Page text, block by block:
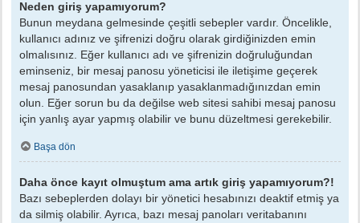
Neden giriş yapamıyorum?
Bunun meydana gelmesinde çeşitli sebepler vardır. Öncelikle,
kullanıcı adınız ve şifrenizi doğru olarak girdiğinizden emin
olmalısınız. Eğer kullanıcı adı ve şifrenizin doğruluğundan
eminseniz, bir mesaj panosu yöneticisi ile iletişime geçerek
mesaj panosundan yasaklanıp yasaklanmadığınızdan emin
olun. Eğer sorun bu da değilse web sitesi sahibi mesaj panosu
için yanlış ayar yapmış olabilir ve bunu düzeltmesi gerekebilir.
Başa dön
Daha önce kayıt olmuştum ama artık giriş yapamıyorum?!
Bazı sebeplerden dolayı bir yönetici hesabınızı deaktif etmiş ya
da silmiş olabilir. Ayrıca, bazı mesaj panoları veritabanını